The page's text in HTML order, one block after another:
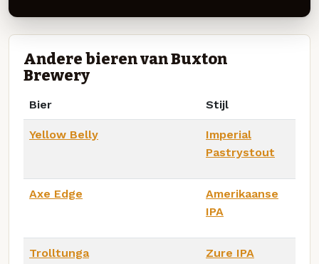
Andere bieren van Buxton
Brewery
Bier Stijl
Yellow Belly
Imperial
Pastrystout
Axe Edge
Amerikaanse
IPA
Trolltunga Zure IPA